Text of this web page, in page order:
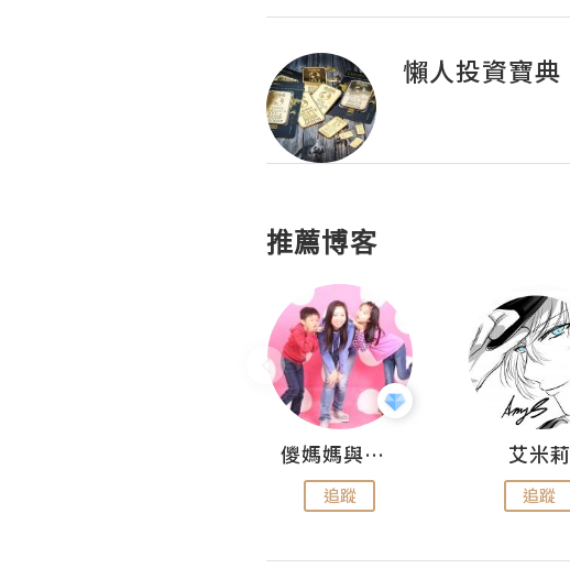
懶人投資寶典
推薦博客
儍媽媽與兩隻小魔怪之家
追蹤
艾米莉
追蹤